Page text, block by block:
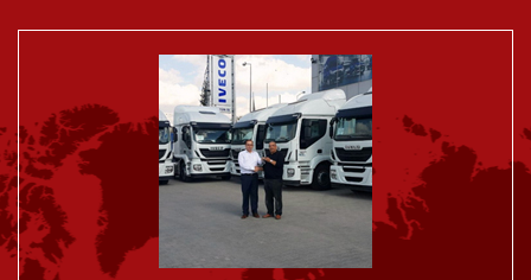
Hatay RoRo Kuruldu